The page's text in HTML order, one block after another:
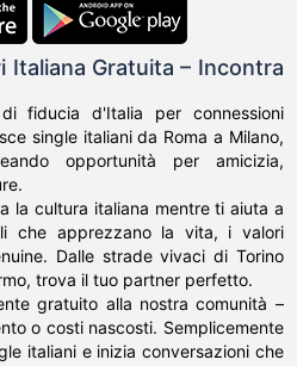
Gratuita – Incontra
fiducia d'Italia per connessioni
single italiani da Roma a Milano,
opportunità per amicizia,
la cultura italiana mentre ti aiuta a
che apprezzano la vita, i valori
Dalle strade vivaci di Torino
trova il tuo partner perfetto.
gratuito alla nostra comunità –
o costi nascosti. Semplicemente
italiani e inizia conversazioni che